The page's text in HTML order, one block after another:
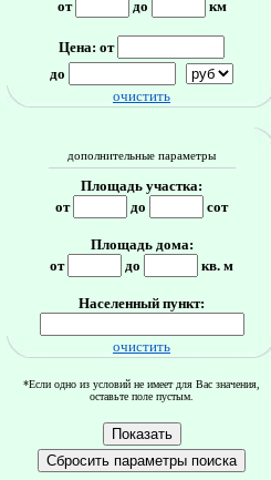
от
до км
Цена: от
до
очистить
дополнительные параметры
Площадь участка:
от
до сот
Площадь дома:
от
до кв. м
Населенный пункт:
очистить
*Если одно из условий не имеет для Вас значения,
оставьте поле пустым.